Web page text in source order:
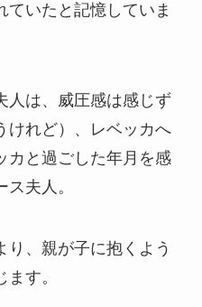
ていたと記憶していま
人は、威圧感は感じず
けれど）、レベッカへ
カと過ごした年月を感
夫人。
り、親が子に抱くよう
す。